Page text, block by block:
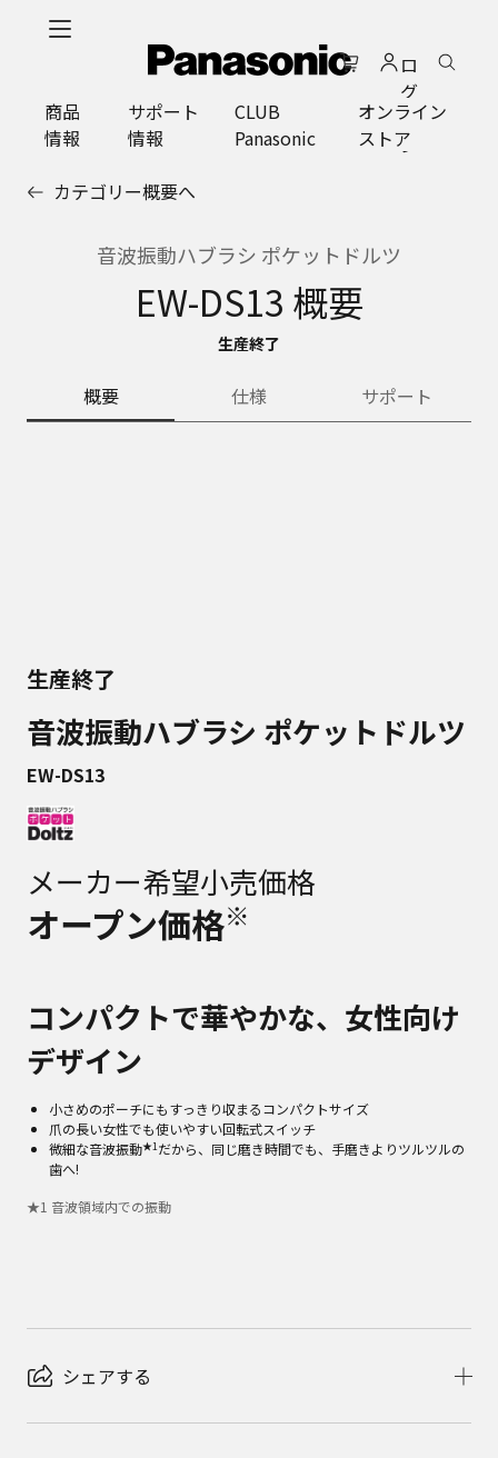
ロ
グ
イ
ン
商品
情報
サポート
情報
CLUB
Panasonic
オンライン
ストア
カテゴリー概要へ
音波振動ハブラシ ポケットドルツ
EW-DS13 概要
生産終了
概要 仕様 サポート
生産終了
音波振動ハブラシ ポケットドルツ
EW-DS13
メーカー希望小売価格
オープン価格※
コンパクトで華やかな、女性向け
デザイン
小さめのポーチにもすっきり収まるコンパクトサイズ
爪の長い女性でも使いやすい回転式スイッチ
微細な音波振動★1 だから、同じ磨き時間でも、手磨きよりツルツルの
歯へ!
★1 音波領域内での振動
シェアする